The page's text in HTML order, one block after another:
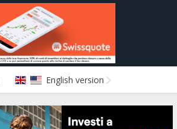
English version